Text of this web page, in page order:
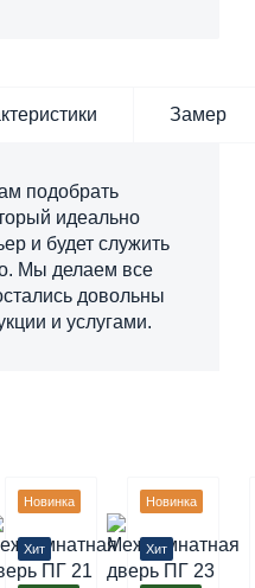
Замер
подобрать
идеально
и будет служить
Мы делаем все
довольны
и услугами.
Новинка
Хит
Новинка
Хит